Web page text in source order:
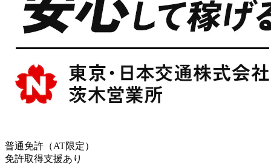
普通免許（AT限定）
免許取得支援あり